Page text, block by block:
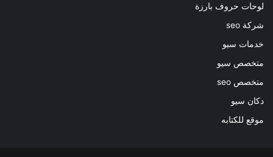
لوحات حروف بارزة
شركة seo
خدمات سيو
متخصص سيو
متخصص seo
دكان سيو
موقع للكتابه